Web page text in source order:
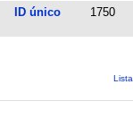
ID único 1750
Lista